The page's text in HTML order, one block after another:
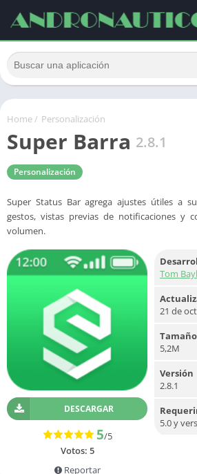
Home/ Personalización
Super Barra 2.8.1
Personalización
Super Status Bar agrega ajustes útiles a
gestos, vistas previas de notificaciones y
volumen.
DESCARGAR
5/5
Votos: 5
Reportar
Tom
21 de
Tamaño
5,2M
Versión
2.8.1
5.0 y